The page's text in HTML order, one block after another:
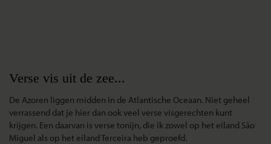
Verse vis uit de zee...
De Azoren liggen midden in de Atlantische Oceaan. Niet geheel
verrassend dat je hier dan ook veel verse visgerechten kunt
krijgen. Een daarvan is verse tonijn, die ik zowel op het eiland São
Miguel als op het eiland Terceira heb geproefd.